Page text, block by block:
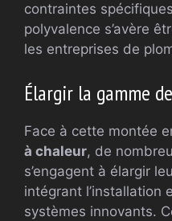
contraintes
polyvalence s’avère
les entreprises de
Élargir la gamme
Face à cette montée
à chaleur, de
s’engagent à élargir
intégrant l’installation
systèmes innovants.